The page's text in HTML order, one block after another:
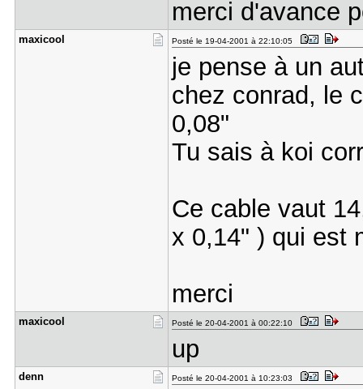
merci d'avance
maxicool Posté le 19-04-2001 à 22:10:05
je pense à un
chez conrad, le
0,08"
Tu sais à koi
Ce cable vaut
x 0,14" ) qui est
merci
maxicool Posté le 20-04-2001 à 00:22:10
up
denn Posté le 20-04-2001 à 10:23:03